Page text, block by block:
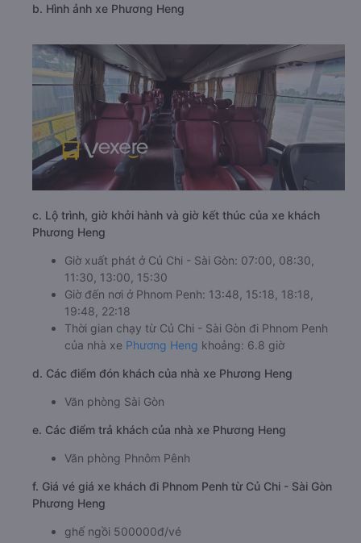
b. Hình ảnh xe Phương Heng
c. Lộ trình, giờ khởi hành và giờ kết thúc của xe khách
Phương Heng
Giờ xuất phát ở Củ Chi - Sài Gòn: 07:00, 08:30,
11:30, 13:00, 15:30
Giờ đến nơi ở Phnom Penh: 13:48, 15:18, 18:18,
19:48, 22:18
Thời gian chạy từ Củ Chi - Sài Gòn đi Phnom Penh
của nhà xe Phương Heng khoảng: 6.8 giờ
d. Các điểm đón khách của nhà xe Phương Heng
Văn phòng Sài Gòn
e. Các điểm trả khách của nhà xe Phương Heng
Văn phòng Phnôm Pênh
f. Giá vé giá xe khách đi Phnom Penh từ Củ Chi - Sài Gòn
Phương Heng
ghế ngồi 500000đ/vé